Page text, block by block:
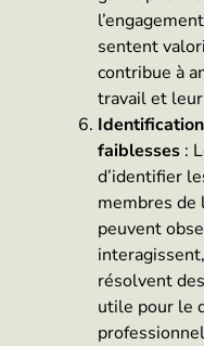
sentent
contribue à
travail et
faiblesses :
d’identifier
membres de
peuvent
résolvent
utile pour le